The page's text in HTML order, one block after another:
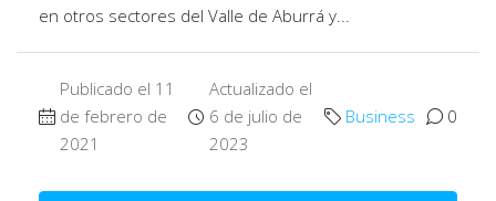
en otros sectores del Valle de Aburrá y...
Publicado el 11
de febrero de
2021
Actualizado el
6 de julio de
2023
Business 0